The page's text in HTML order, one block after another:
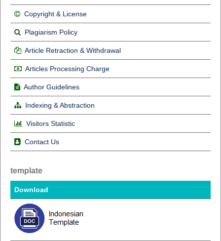
Copyright & License
Plagiarism Policy
Article Retraction & Withdrawal
Articles Processing Charge
Author Guidelines
Indexing & Abstraction
Visitors Statistic
Contact Us
template
Download